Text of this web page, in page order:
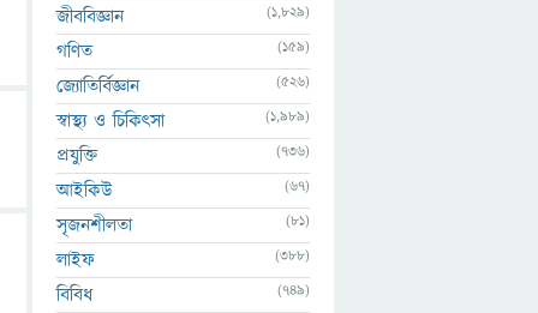
জীববিজ্ঞান (1,829)
গণিত (159)
জ্যোতির্বিজ্ঞান (526)
স্বাস্থ্য ও চিকিৎসা (1,989)
প্রযুক্তি (736)
আইকিউ (67)
সৃজনশীলতা (81)
লাইফ (388)
বিবিধ (749)